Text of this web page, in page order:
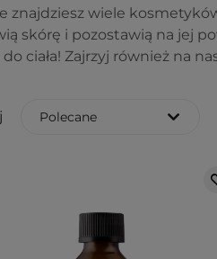
znajdziesz wiele
skórę i pozostawią na jej
ciała! Zajrzyj również na
Polecane